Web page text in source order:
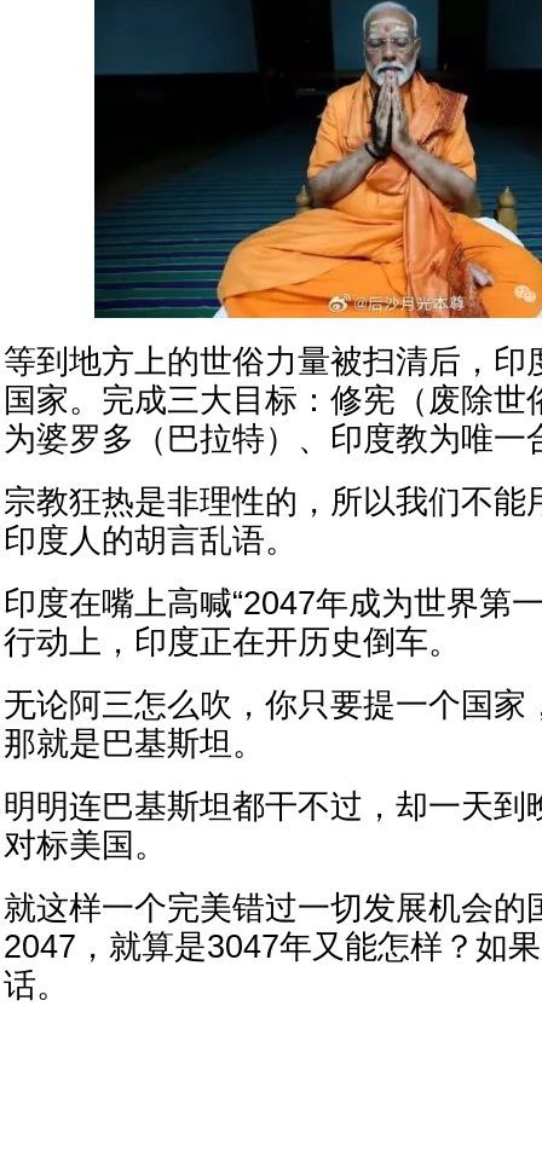
等到地方上的世俗力量被扫清后，印
国家。完成三大目标：修宪（废除世
为婆罗多（巴拉特）、印度教为唯一
宗教狂热是非理性的，所以我们不能
印度人的胡言乱语。
印度在嘴上高喊“2047年成为世界第
行动上，印度正在开历史倒车。
无论阿三怎么吹，你只要提一个国家
那就是巴基斯坦。
明明连巴基斯坦都干不过，却一天到
对标美国。
就这样一个完美错过一切发展机会的
2047，就算是3047年又能怎样？如
话。